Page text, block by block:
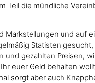
Teil die mündliche
Markstellungen und auf
Statisten
und gezahlten Preisen,
euer Geld behalten
sorgt aber auch